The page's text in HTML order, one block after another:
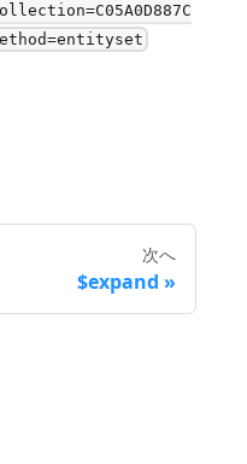
次へ
$expand